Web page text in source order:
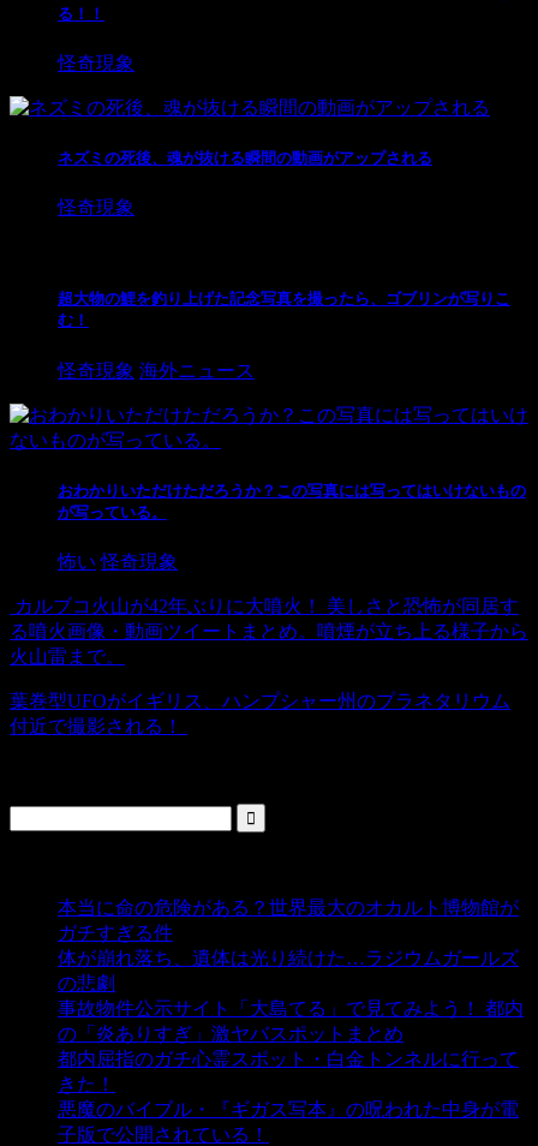
る！！
怪奇現象
ネズミの死後、魂が抜ける瞬間の動画がアップされる
怪奇現象
超大物の鯉を釣り上げた記念写真を撮ったら、ゴブリンが写りこ
む！
怪奇現象 海外ニュース
おわかりいただけただろうか？この写真には写ってはいけないもの
が写っている。
怖い 怪奇現象
カルブコ火山が42年ぶりに大噴火！ 美しさと恐怖が同居す
る噴火画像・動画ツイートまとめ。噴煙が立ち上る様子から
火山雷まで。
葉巻型UFOがイギリス、ハンプシャー州のプラネタリウム
付近で撮影される！
本当に命の危険がある？世界最大のオカルト博物館が
ガチすぎる件
体が崩れ落ち、遺体は光り続けた…ラジウムガールズ
の悲劇
事故物件公示サイト「大島てる」で見てみよう！ 都内
の「炎ありすぎ」激ヤバスポットまとめ
都内屈指のガチ心霊スポット・白金トンネルに行って
きた！
悪魔のバイブル・『ギガス写本』の呪われた中身が電
子版で公開されている！